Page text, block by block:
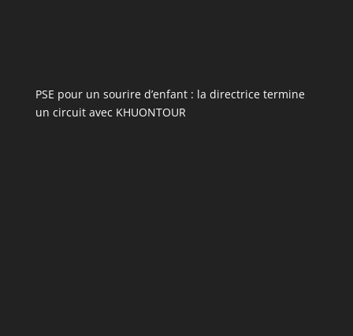
PSE pour un sourire d’enfant : la directrice termine
un circuit avec KHUONTOUR